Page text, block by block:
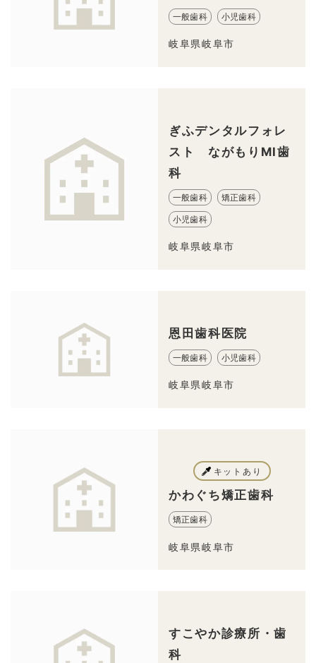
一般歯科 小児歯科
岐阜県岐阜市
ぎふデンタルフォレ
スト ながもりMI歯
科
一般歯科 矯正歯科
小児歯科
岐阜県岐阜市
恩田歯科医院
一般歯科 小児歯科
岐阜県岐阜市
キットあり
かわぐち矯正歯科
矯正歯科
岐阜県岐阜市
すこやか診療所・歯
科